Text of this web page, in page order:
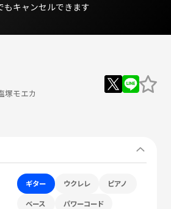
もキャンセルできます
塚モエカ
ギター ウクレレ ピアノ
ベース パワーコード